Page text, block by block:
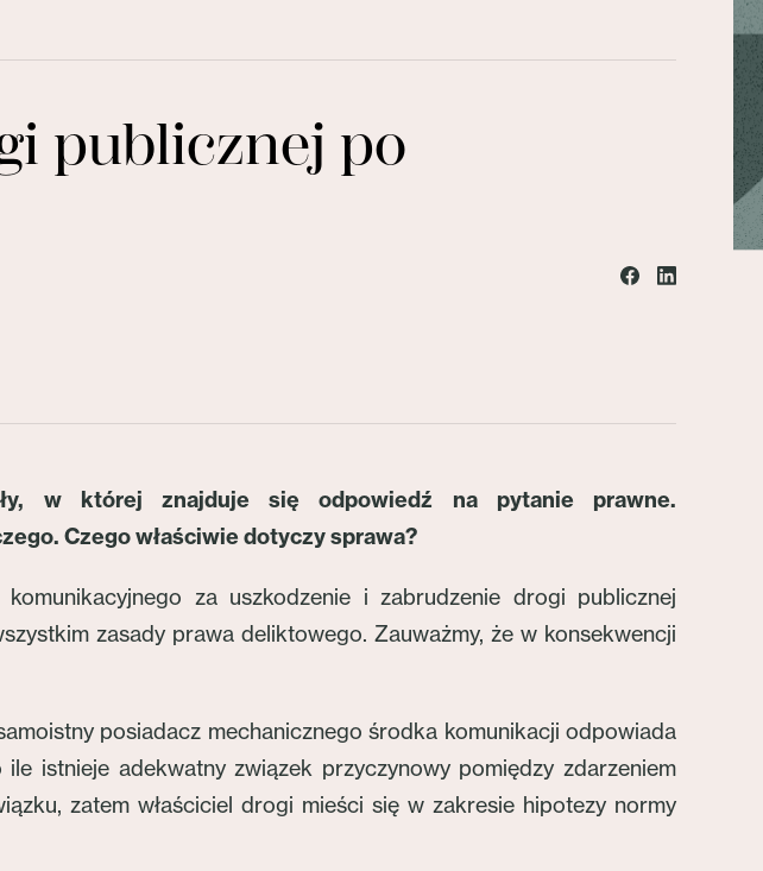
publicznej po
w której znajduje się odpowiedź na pytanie prawne.
Czego właściwie dotyczy sprawa?
za uszkodzenie i zabrudzenie drogi publicznej
zasady prawa deliktowego. Zauważmy, że w konsekwencji
posiadacz mechanicznego środka komunikacji odpowiada
istnieje adekwatny związek przyczynowy pomiędzy zdarzeniem
zatem właściciel drogi mieści się w zakresie hipotezy normy